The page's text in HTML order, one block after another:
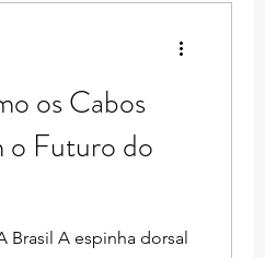
os Cabos
o Futuro do
Brasil A espinha dorsal